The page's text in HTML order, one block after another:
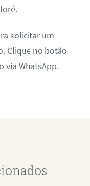
solicitar um
Clique no botão
via WhatsApp.